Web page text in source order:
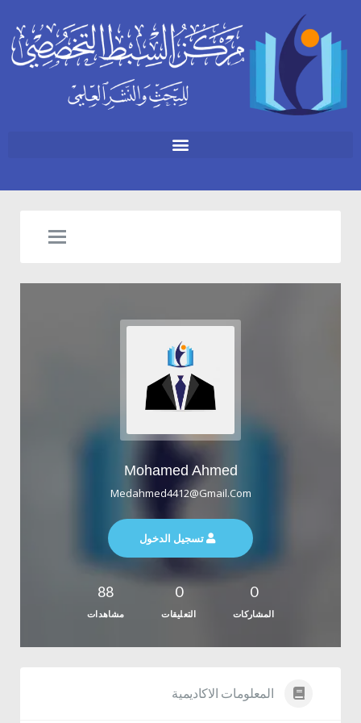
Mohamed Ahmed
Medahmed4412@gmail.com
تسجيل الدخول
0
المشاركات
0
التعليقات
88
مشاهدات
المعلومات الاكاديمية